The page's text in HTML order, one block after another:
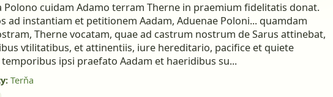
Polono cuidam Adamo terram Therne in praemium fidelitatis donat.
ad instantiam et petitionem Aadam, Aduenae Poloni... quamdam
Therne vocatam, quae ad castrum nostrum de Sarus attinebat,
vtilitatibus, et attinentiis, iure hereditario, pacifice et quiete
ipsi praefato Aadam et haeridibus su...
Terňa